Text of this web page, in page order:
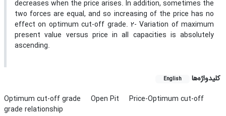
decreases when the price arises. In addition, sometimes the
two forces are equal, and so increasing of the price has no
effect on optimum cut-off grade. 2- Variation of maximum
present value versus price in all capacities is absolutely
ascending.
کلیدواژه‌ها English
Optimum cut-off grade Open Pit
Price-Optimum cut-off
grade relationship